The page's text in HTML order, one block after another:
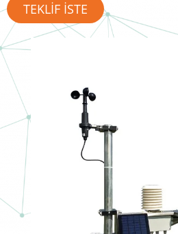
TEKLİF İSTE